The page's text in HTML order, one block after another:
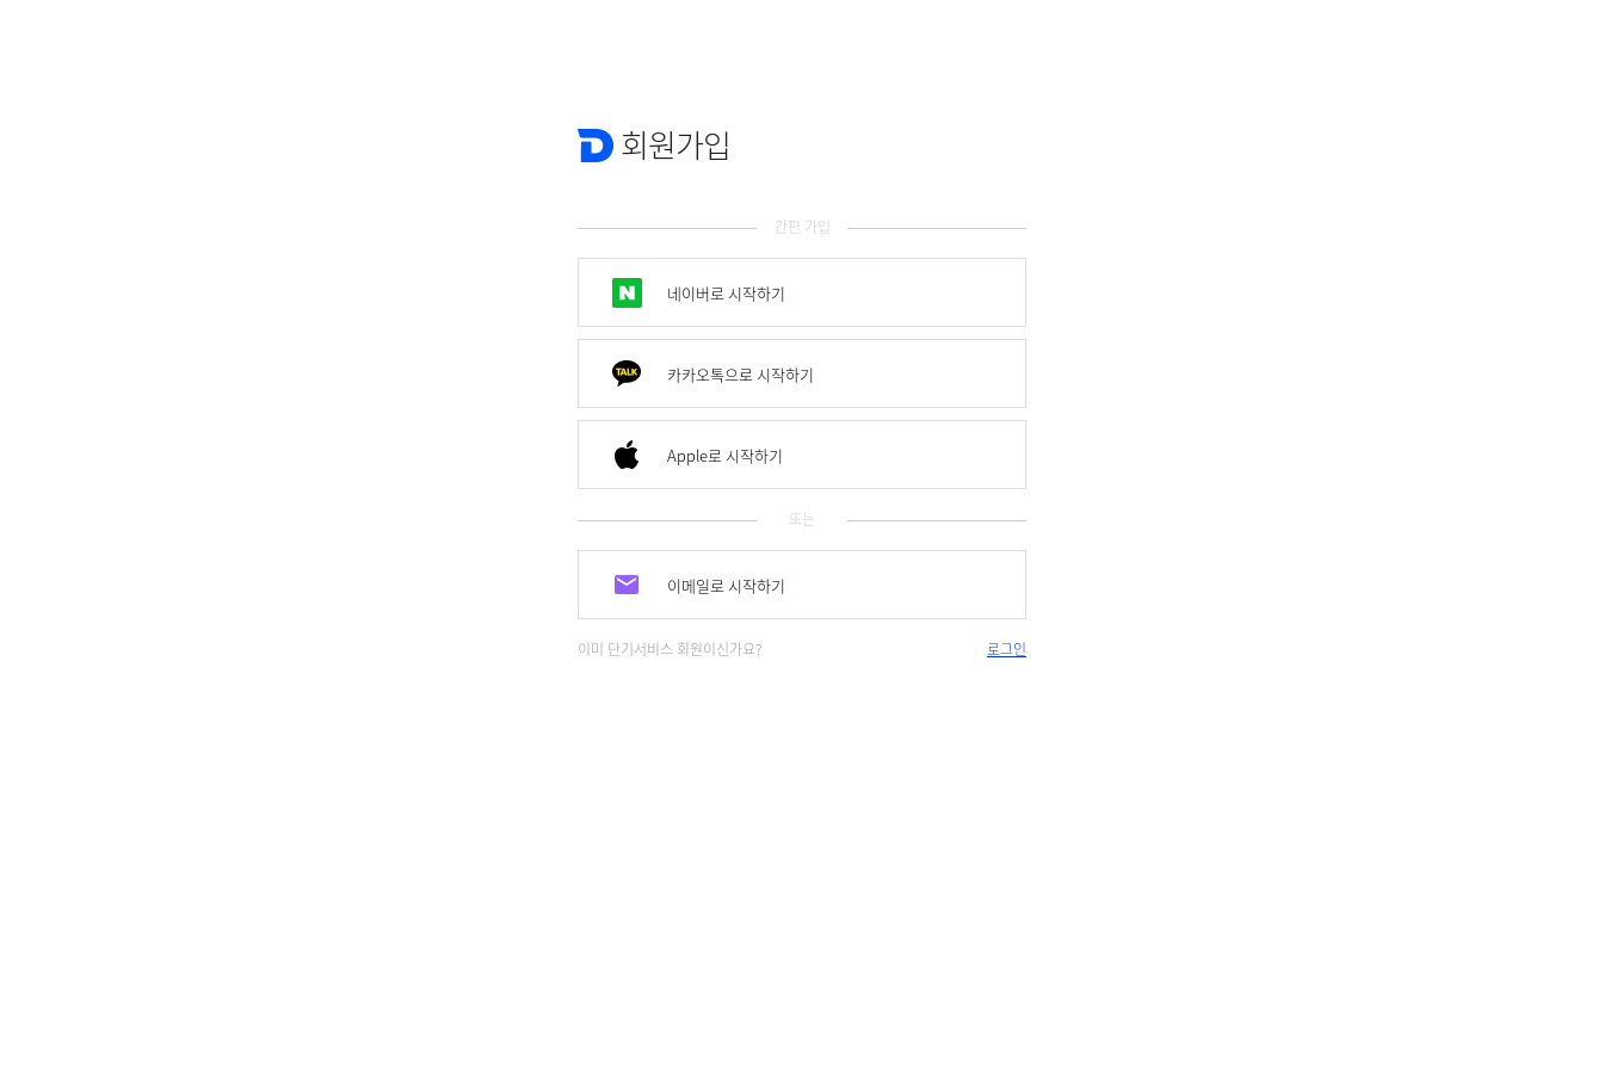
회원가입
간편 가입
네이버로 시작하기
카카오톡으로 시작하기
Apple로 시작하기
또는
이메일로 시작하기
이미 단기서비스 회원이신가요? 로그인